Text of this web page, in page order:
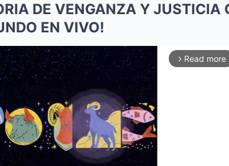
DE VENGANZA Y JUSTICIA
EN VIVO!
arrow_forward_ios Read more